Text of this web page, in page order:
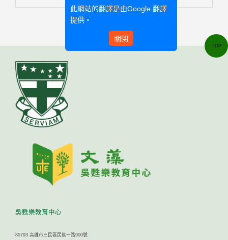
吳甦樂教育中心
80793 高雄市三民區民族一路900號
TOP
此網站的翻譯是由Google 翻譯
提供。
關閉